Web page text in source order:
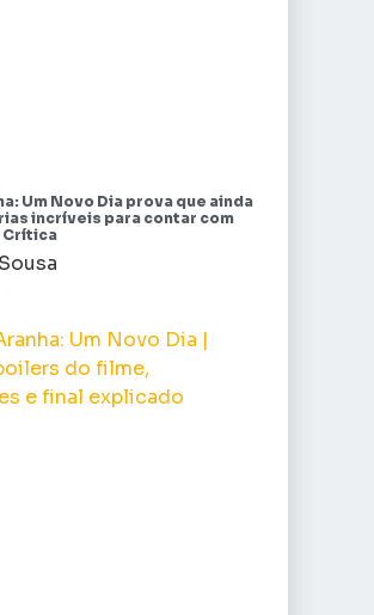
Um Novo Dia prova que ainda
incríveis para contar com
Crítica